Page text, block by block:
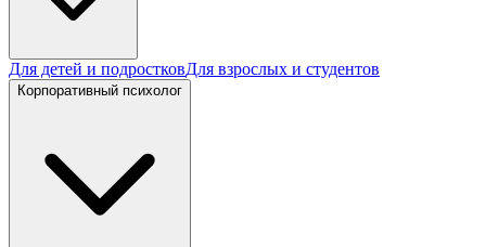
Для детей и подростковДля взрослых и студентов
Корпоративный психолог